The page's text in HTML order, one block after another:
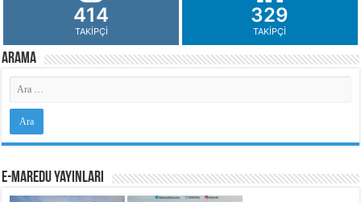
414
TAKIPÇI
329
TAKIPÇI
Arama
e-MarEdu Yayınları